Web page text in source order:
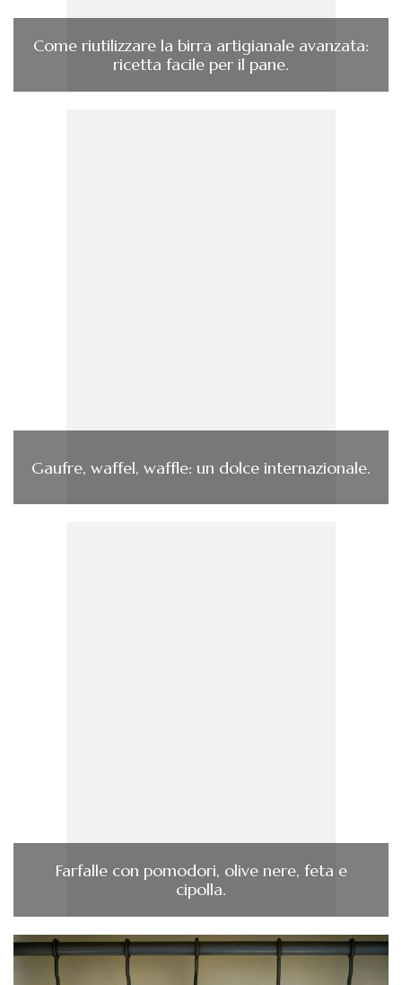
Come riutilizzare la birra artigianale avanzata:
ricetta facile per il pane.
Gaufre, waffel, waffle: un dolce internazionale.
Farfalle con pomodori, olive nere, feta e
cipolla.